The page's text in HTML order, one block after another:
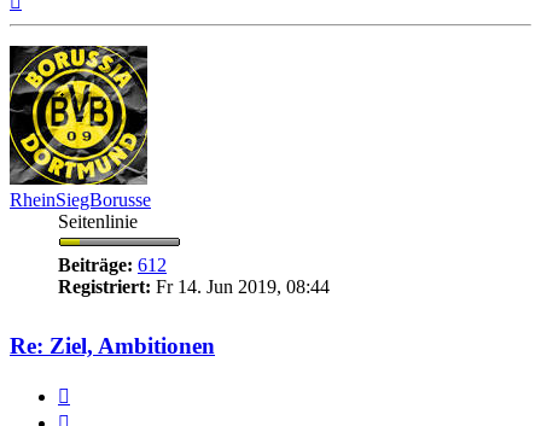
RheinSiegBorusse
Seitenlinie
Beiträge: 612
Registriert: Fr 14. Jun 2019, 08:44
Re: Ziel, Ambitionen